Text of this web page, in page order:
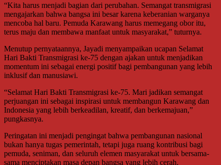
“Kita harus menjadi bagian dari perubahan. Semangat transmigrasi
mengajarkan bahwa bangsa ini besar karena keberanian warganya
mencoba hal baru. Pemuda Karawang harus memegang obor itu,
terus maju dan membawa manfaat untuk masyarakat,” tuturnya.
Menutup pernyataannya, Jayadi menyampaikan ucapan Selamat
Hari Bakti Transmigrasi ke-75 dengan ajakan untuk menjadikan
momentum ini sebagai energi positif bagi pembangunan yang lebih
inklusif dan manusiawi.
“Selamat Hari Bakti Transmigrasi ke-75. Mari jadikan semangat
perjuangan ini sebagai inspirasi untuk membangun Karawang dan
Indonesia yang lebih berkeadilan, kreatif, dan berkemajuan,”
pungkasnya.
Peringatan ini menjadi pengingat bahwa pembangunan nasional
bukan hanya tugas pemerintah, tetapi juga ruang kontribusi bagi
pemuda, seniman, dan seluruh elemen masyarakat untuk bersama-
sama menciptakan masa depan bangsa yang lebih cerah.